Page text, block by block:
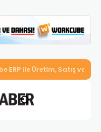
ERP ile Üretim, Satış ve